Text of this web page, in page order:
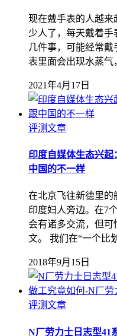
现在戴手表的人越来
少人了，每天戴着
几件事，可能经常
表里面会出现水蒸气
2021年4月17日
评测文章
印度自媒体生态兴
中国的不一样
在北京飞往新德里的
印度妇人旁边。在7
会有诸多交流，但
文。 我们在“一个比
2018年9月15日
评测文章
N厂劳力士日志型41